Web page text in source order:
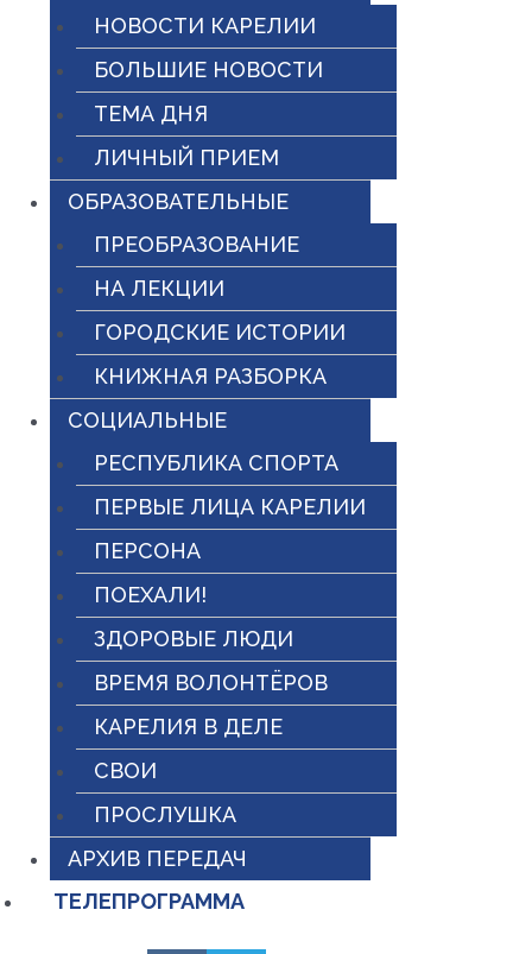
НОВОСТИ КАРЕЛИИ
БОЛЬШИЕ НОВОСТИ
ТЕМА ДНЯ
ЛИЧНЫЙ ПРИЕМ
ОБРАЗОВАТЕЛЬНЫЕ
ПРЕОБРАЗОВАНИЕ
НА ЛЕКЦИИ
ГОРОДСКИЕ ИСТОРИИ
КНИЖНАЯ РАЗБОРКА
СОЦИАЛЬНЫЕ
РЕСПУБЛИКА СПОРТА
ПЕРВЫЕ ЛИЦА КАРЕЛИИ
ПЕРСОНА
ПОЕХАЛИ!
ЗДОРОВЫЕ ЛЮДИ
ВРЕМЯ ВОЛОНТЁРОВ
КАРЕЛИЯ В ДЕЛЕ
СВОИ
ПРОСЛУШКА
АРХИВ ПЕРЕДАЧ
ТЕЛЕПРОГРАММА